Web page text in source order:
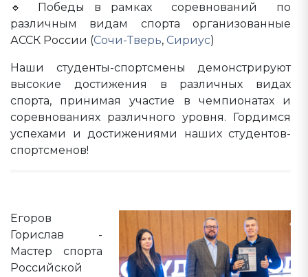
🔹 Победы в рамках соревнований по
различным видам спорта организованные
АССК России (Сочи-Тверь, Сириус)
Наши студенты-спортсмены демонстрируют
высокие достижения в различных видах
спорта, принимая участие в чемпионатах и
соревнованиях различного уровня. Гордимся
успехами и достижениями наших студентов-
спортсменов!
Егоров
Горислав -
Мастер спорта
Российской